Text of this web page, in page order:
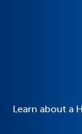
Learn about a